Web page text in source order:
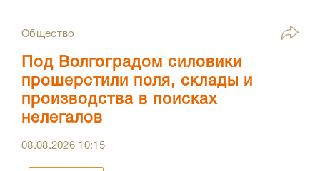
Общество
Под Волгоградом силовики
прошерстили поля, склады и
производства в поисках
нелегалов
08.08.2026 10:15